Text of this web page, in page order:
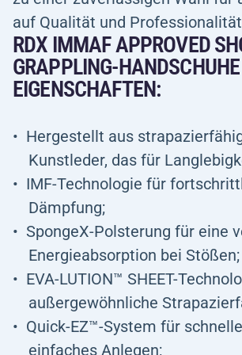
auf Qualität und
RDX IMMAF APPROVED
GRAPPLING-
EIGENSCHAFTEN:
Hergestellt aus
Kunstleder, das für
IMF-Technologie für
Dämpfung;
SpongeX-Polsterung für eine
Energieabsorption bei Stößen;
EVA-LUTION™ SHEET-
außergewöhnliche
Quick-EZ™-System für
einfaches Anlegen;